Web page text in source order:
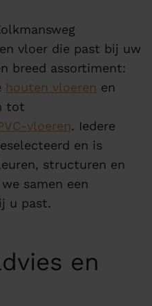
vloer die past bij uw
breed assortiment:
houten vloeren en
tot
vloeren. Iedere
en is
structuren en
samen een
u past.
en